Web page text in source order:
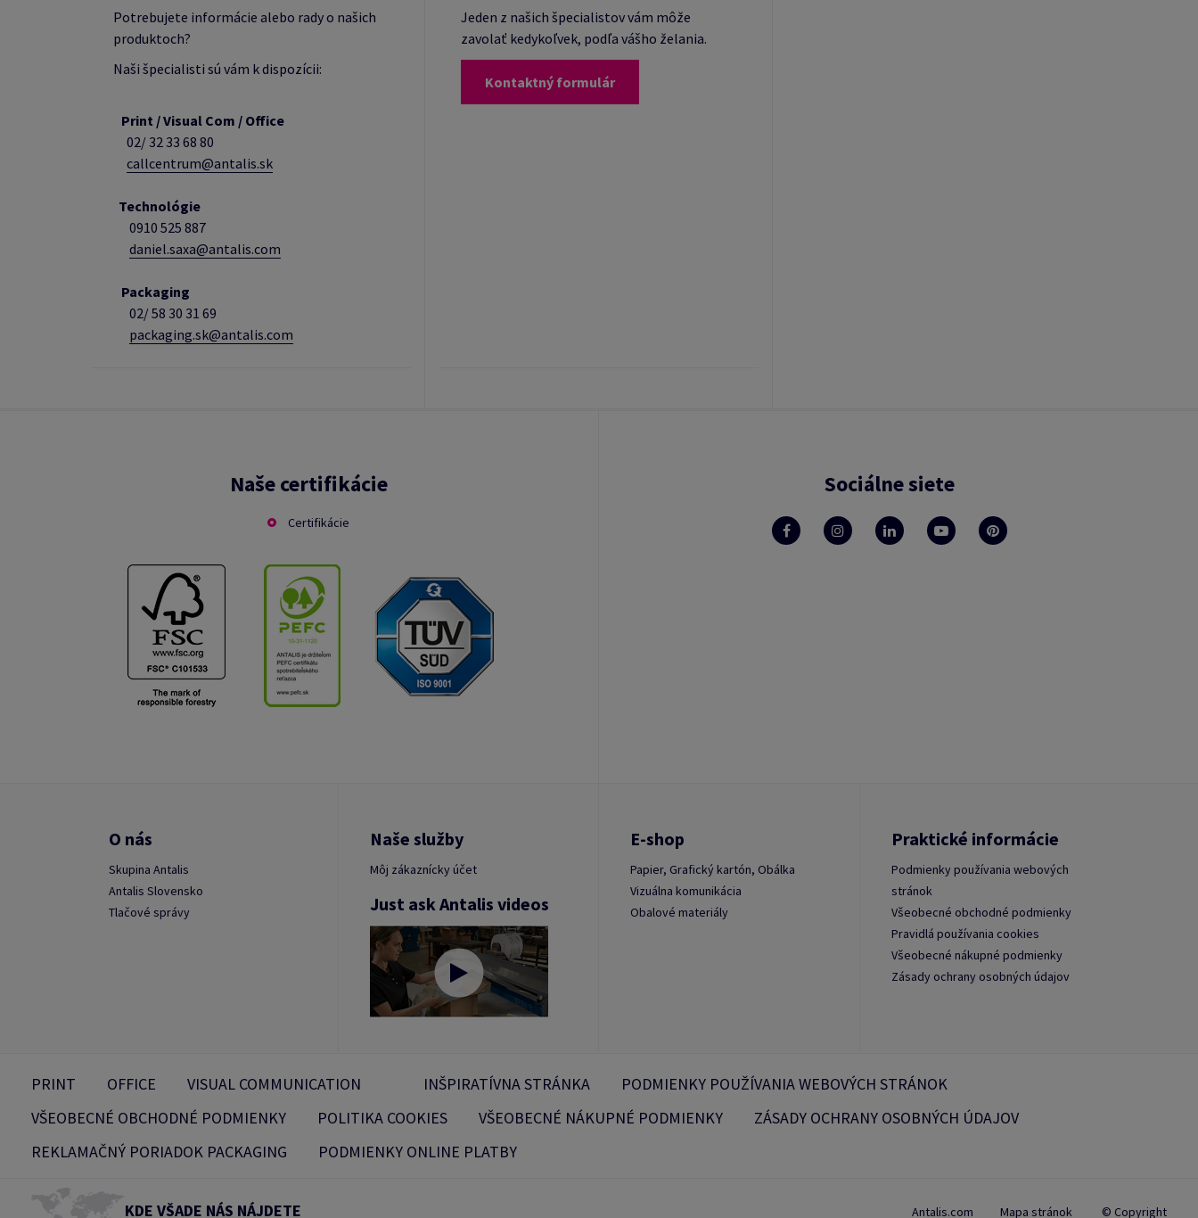
Potrebujete informácie alebo rady o našich
produktoch?
Naši špecialisti sú vám k dispozícii:
Print / Visual Com / Office
02/ 32 33 68 80
callcentrum@antalis.sk
Technológie
0910 525 887
daniel.saxa@antalis.com
Packaging
02/58 30 31 69
packaging.sk@antalis.com
Jeden z našich špecialistov vám môže
zavolať kedykoľvek, podľa vášho želania.
Kontaktný formulár
Naše certifikácie
Certifikácie
Sociálne siete
O nás
Skupina Antalis
Antalis Slovensko
Tlačové správy
Naše služby
Môj zákaznícky účet
Just ask Antalis videos
E-shop
Papier, Grafický kartón, Obálka
Vizuálna komunikácia
Obalové materiály
Praktické informácie
Podmienky používania webových
stránok
Všeobecné obchodné podmienky
Pravidlá používania cookies
Všeobecné nákupné podmienky
Zásady ochrany osobných údajov
PRINT OFFICE VISUAL COMMUNICATION INŠPIRATÍVNA STRÁNKA
PODMIENKY POUŽÍVANIA WEBOVÝCH STRÁNOK
VŠEOBECNÉ OBCHODNÉ PODMIENKY
POLITIKA COOKIES VŠEOBECNÉ NÁKUPNÉ PODMIENKY
ZÁSADY OCHRANY OSOBNÝCH ÚDAJOV
REKLAMAČNÝ PORIADOK PACKAGING
PODMIENKY ONLINE PLATBY
KDE VŠADE NÁS NÁJDETE Antalis.com Mapa stránok © Copyright